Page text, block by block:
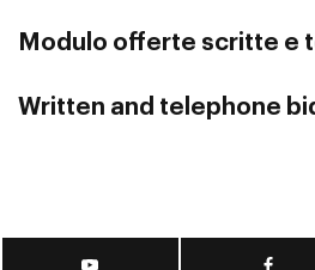
Modulo offerte scritte e
Written and telephone